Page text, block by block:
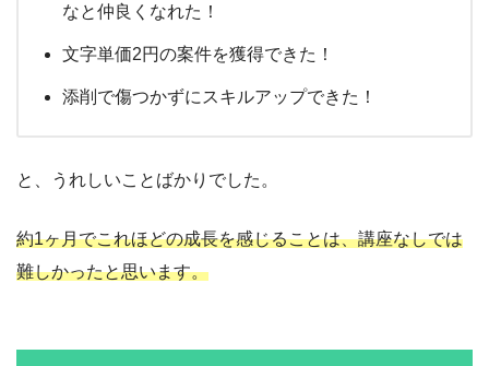
なと仲良くなれた！
文字単価2円の案件を獲得できた！
添削で傷つかずにスキルアップできた！
と、うれしいことばかりでした。
約1ヶ月でこれほどの成長を感じることは、講座なしでは
難しかったと思います。